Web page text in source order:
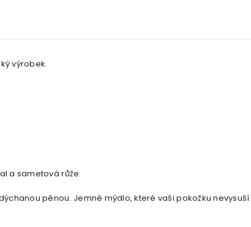
výrobek.
a sametová růže.
pěnou. Jemné mýdlo, které vaši pokožku